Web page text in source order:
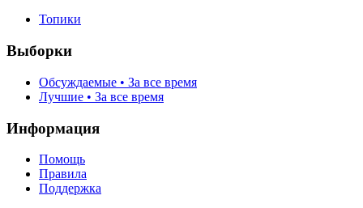
Топики
Выборки
Обсуждаемые • За все время
Лучшие • За все время
Информация
Помощь
Правила
Поддержка